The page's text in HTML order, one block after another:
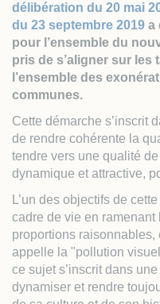
délibération du 20 mai
du 23 septembre 2019 a
pour l’ensemble du
pris de s’aligner sur les
l’ensemble des
communes.
Cette démarche s’inscrit
de rendre cohérente la
tendre vers une qualité
dynamique et attractive,
L’un des objectifs de
cadre de vie en
proportions raisonnables,
appelle la "pollution
ce sujet s’inscrit dans
dynamiser et rendre